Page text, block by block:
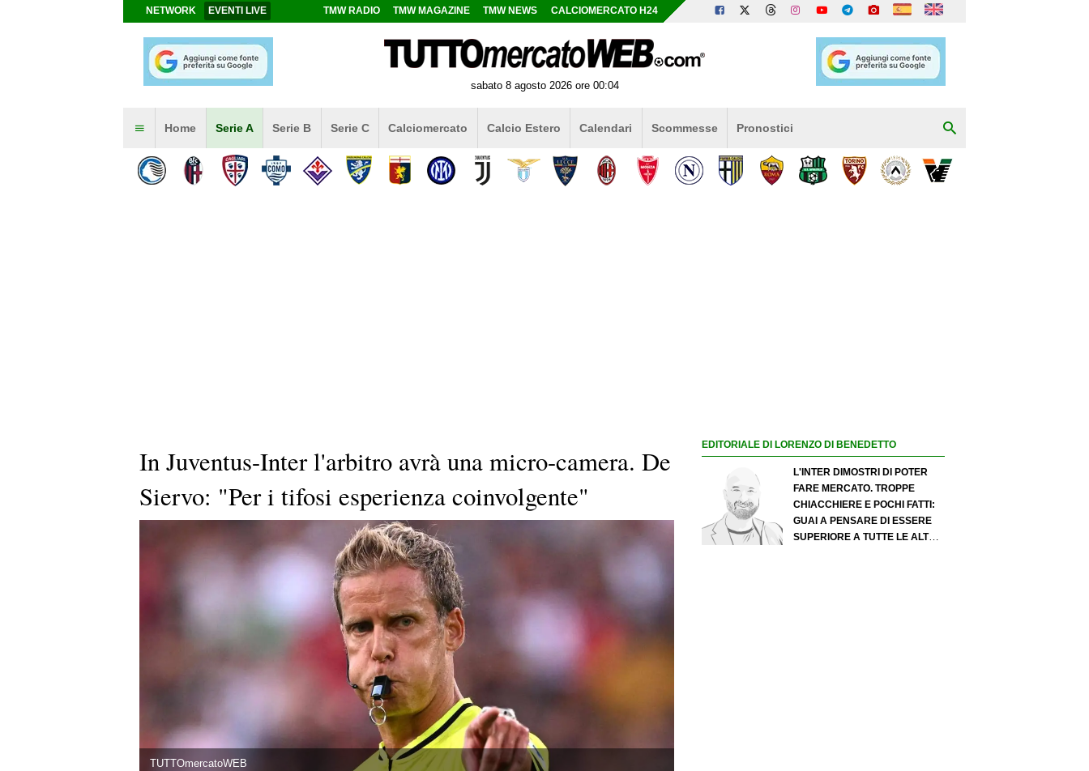
NETWORK EVENTI LIVE TMW RADIO TMW MAGAZINE TMW NEWS CALCIOMERCATO H24
sabato 8 agosto 2026 ore 00:04
Home Serie A Serie B Serie C Calciomercato Calcio Estero Calendari Scommesse Pronostici
In Juventus-Inter l'arbitro avrà una micro-camera. De
Siervo: "Per i tifosi esperienza coinvolgente"
TUTTOmercatoWEB
EDITORIALE DI LORENZO DI BENEDETTO
L'INTER DIMOSTRI DI POTER
FARE MERCATO. TROPPE
CHIACCHIERE E POCHI FATTI:
GUAI A PENSARE DI ESSERE
SUPERIORE A TUTTE LE ALTRE